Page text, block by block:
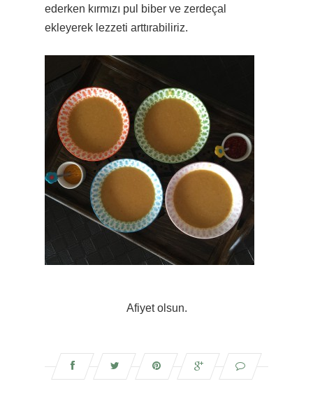
ederken kırmızı pul biber ve zerdeçal
ekleyerek lezzeti arttırabiliriz.
Afiyet olsun.